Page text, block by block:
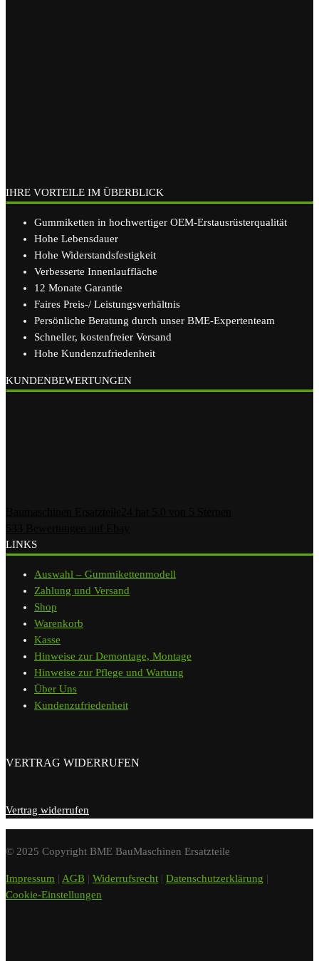
IHRE VORTEILE IM ÜBERBLICK
Gummiketten in hochwertiger OEM-Erstausrüsterqualität
Hohe Lebensdauer
Hohe Widerstandsfestigkeit
Verbesserte Innenlauffläche
12 Monate Garantie
Faires Preis-/ Leistungsverhältnis
Persönliche Beratung durch unser BME-Expertenteam
Schneller, kostenfreier Versand
Hohe Kundenzufriedenheit
KUNDENBEWERTUNGEN
LINKS
Auswahl – Gummikettenmodell
Zahlung und Versand
Shop
Warenkorb
Kasse
Hinweise zur Demontage, Montage
Hinweise zur Pflege und Wartung
Über Uns
Kundenzufriedenheit
VERTRAG WIDERRUFEN
Vertrag widerrufen
© 2025 Copyright BME BauMaschinen Ersatzteile
Impressum | AGB | Widerrufsrecht | Datenschutzerklärung |
Cookie-Einstellungen